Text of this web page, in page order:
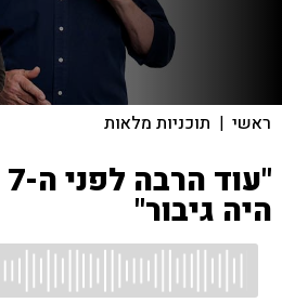
ראשי | תוכניות מלאות
היה גיבור"